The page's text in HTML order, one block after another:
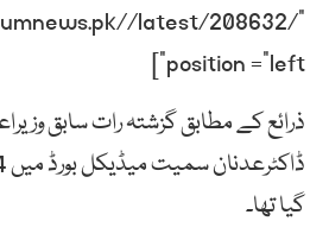
latest/208632/”
position =”left”]
ذرائع کے مطابق گزشتہ رات سابق
گیا تھا۔